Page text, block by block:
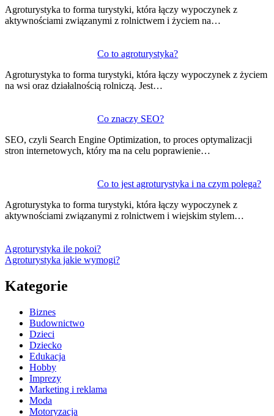
Agroturystyka to forma turystyki, która łączy wypoczynek z
aktywnościami związanymi z rolnictwem i życiem na…
Co to agroturystyka?
Agroturystyka to forma turystyki, która łączy wypoczynek z życiem
na wsi oraz działalnością rolniczą. Jest…
Co znaczy SEO?
SEO, czyli Search Engine Optimization, to proces optymalizacji
stron internetowych, który ma na celu poprawienie…
Co to jest agroturystyka i na czym polega?
Agroturystyka to forma turystyki, która łączy wypoczynek z
aktywnościami związanymi z rolnictwem i wiejskim stylem…
Agroturystyka ile pokoi?
Agroturystyka jakie wymogi?
Kategorie
Biznes
Budownictwo
Dzieci
Dziecko
Edukacja
Hobby
Imprezy
Marketing i reklama
Moda
Motoryzacja